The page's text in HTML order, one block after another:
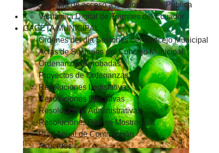
Solicitud de acceso a la Información Pública
Ventanilla Digital de Trámites del Ecuador
GACETA MUNICIPAL
Ordenes del día Sesiones del Concejo Municipal
Actas de Sesiones del Concejo Municipal
Ordenanzas Aprobadas
Proyectos de Ordenanzas
Resoluciones Legislativas
Resoluciones Ejecutivas
Resoluciones Administrativas
Resoluciones Bienes Mostrencos
Plan Anual de Contratación
Acuerdos